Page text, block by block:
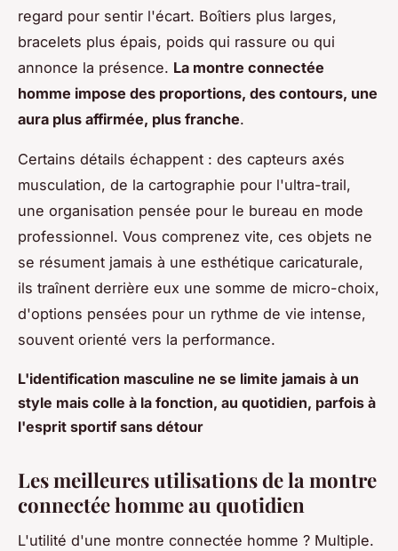
regard pour sentir l'écart. Boîtiers plus larges,
bracelets plus épais, poids qui rassure ou qui
annonce la présence. La montre connectée
homme impose des proportions, des contours, une
aura plus affirmée, plus franche.
Certains détails échappent : des capteurs axés
musculation, de la cartographie pour l'ultra-trail,
une organisation pensée pour le bureau en mode
professionnel. Vous comprenez vite, ces objets ne
se résument jamais à une esthétique caricaturale,
ils traînent derrière eux une somme de micro-choix,
d'options pensées pour un rythme de vie intense,
souvent orienté vers la performance.
L'identification masculine ne se limite jamais à un
style mais colle à la fonction, au quotidien, parfois à
l'esprit sportif sans détour
Les meilleures utilisations de la montre
connectée homme au quotidien
L'utilité d'une montre connectée homme ? Multiple.